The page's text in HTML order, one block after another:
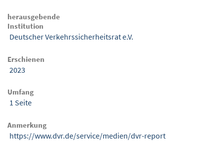
herausgebende
Institution
Deutscher Verkehrssicherheitsrat e.V.
Erschienen
2023
Umfang
1 Seite
Anmerkung
https://www.dvr.de/service/medien/dvr-report